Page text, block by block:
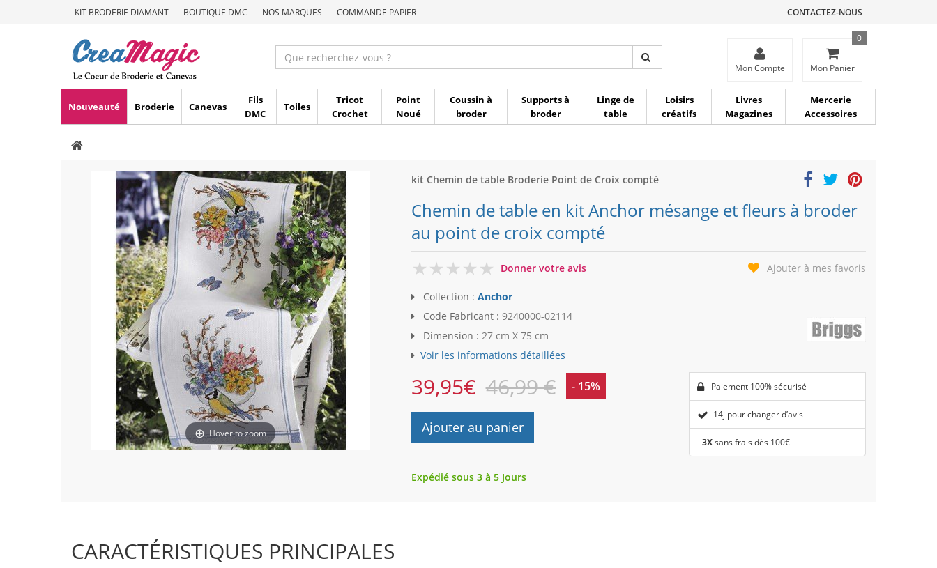
KIT BRODERIE DIAMANT BOUTIQUE DMC NOS MARQUES COMMANDE PAPIER CONTACTEZ-NOUS
Mon Compte Mon Panier
0
Nouveauté Broderie Canevas
Fils
DMC
Toiles
Tricot
Crochet
Point
Noué
Coussin à
broder
Supports à
broder
Linge de
table
Loisirs
créatifs
Livres
Magazines
Mercerie
Accessoires
Hover to zoom
kit Chemin de table Broderie Point de Croix compté
Chemin de table en kit Anchor mésange et fleurs à broder
au point de croix compté
0
Donner votre avis Ajouter à mes favoris
Collection : Anchor
Code Fabricant : 9240000-02114
Dimension : 27 cm X 75 cm
Voir les informations détaillées
39,95€ 46,99 € - 15%
Ajouter au panier
Paiement 100% sécurisé
14j pour changer d’avis
3Xsans frais dès 100€
Expédié sous 3 à 5 Jours
CARACTÉRISTIQUES PRINCIPALES